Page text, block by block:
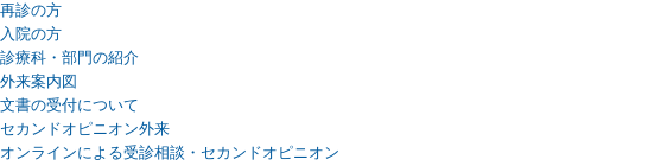
再診の方
入院の方
診療科・部門の紹介
外来案内図
文書の受付について
セカンドオピニオン外来
オンラインによる受診相談・セカンドオピニオン